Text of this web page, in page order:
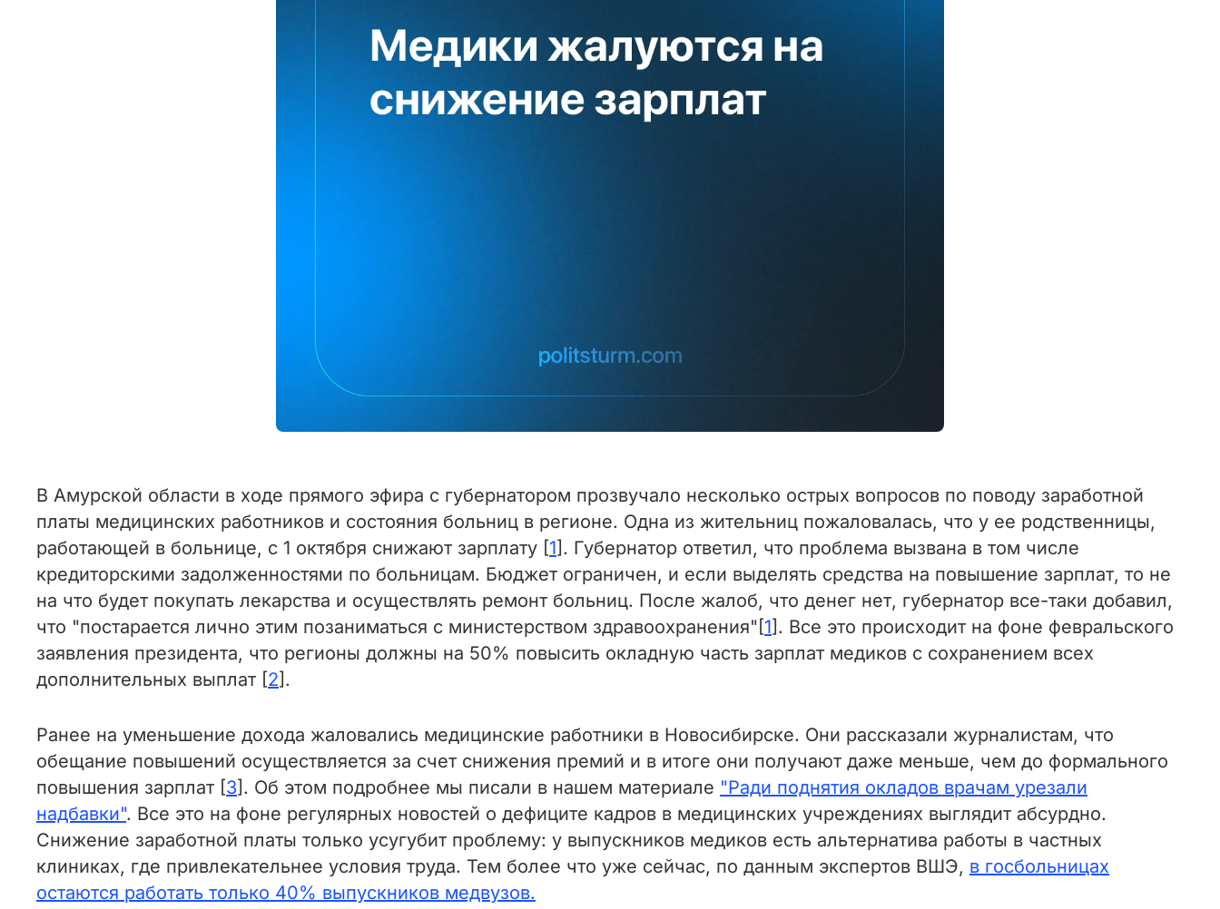
В Амурской области в ходе прямого эфира с губернатором прозвучало несколько острых вопросов по поводу заработной
платы медицинских работников и состояния больниц в регионе. Одна из жительниц пожаловалась, что у ее родственницы,
работающей в больнице, с 1 октября снижают зарплату [1]. Губернатор ответил, что проблема вызвана в том числе
кредиторскими задолженностями по больницам. Бюджет ограничен, и если выделять средства на повышение зарплат, то не
на что будет покупать лекарства и осуществлять ремонт больниц. После жалоб, что денег нет, губернатор все-таки добавил,
что "постарается лично этим позаниматься с министерством здравоохранения"[1]. Все это происходит на фоне февральского
заявления президента, что регионы должны на 50% повысить окладную часть зарплат медиков с сохранением всех
дополнительных выплат [2].
Ранее на уменьшение дохода жаловались медицинские работники в Новосибирске. Они рассказали журналистам, что
обещание повышений осуществляется за счет снижения премий и в итоге они получают даже меньше, чем до формального
повышения зарплат [3]. Об этом подробнее мы писали в нашем материале "Ради поднятия окладов врачам урезали
надбавки". Все это на фоне регулярных новостей о дефиците кадров в медицинских учреждениях выглядит абсурдно.
Снижение заработной платы только усугубит проблему: у выпускников медиков есть альтернатива работы в частных
клиниках, где привлекательнее условия труда. Тем более что уже сейчас, по данным экспертов ВШЭ, в госбольницах
остаются работать только 40% выпускников медвузов.